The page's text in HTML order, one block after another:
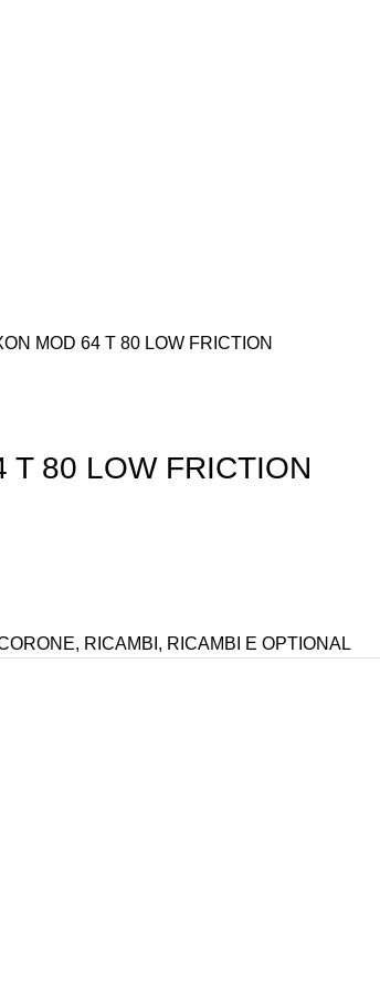
MOD 64 T 80 LOW FRICTION
T 80 LOW FRICTION
, RICAMBI , RICAMBI E OPTIONAL